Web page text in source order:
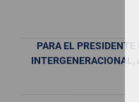
PARA EL
INTERGENERACIONAL,